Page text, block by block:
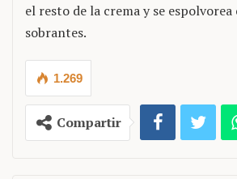
el resto de la crema y se
sobrantes.
1.269
Compartir